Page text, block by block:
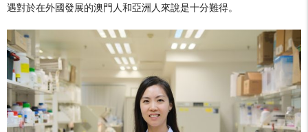
遇對於在外國發展的澳門人和亞洲人來說是十分難得。